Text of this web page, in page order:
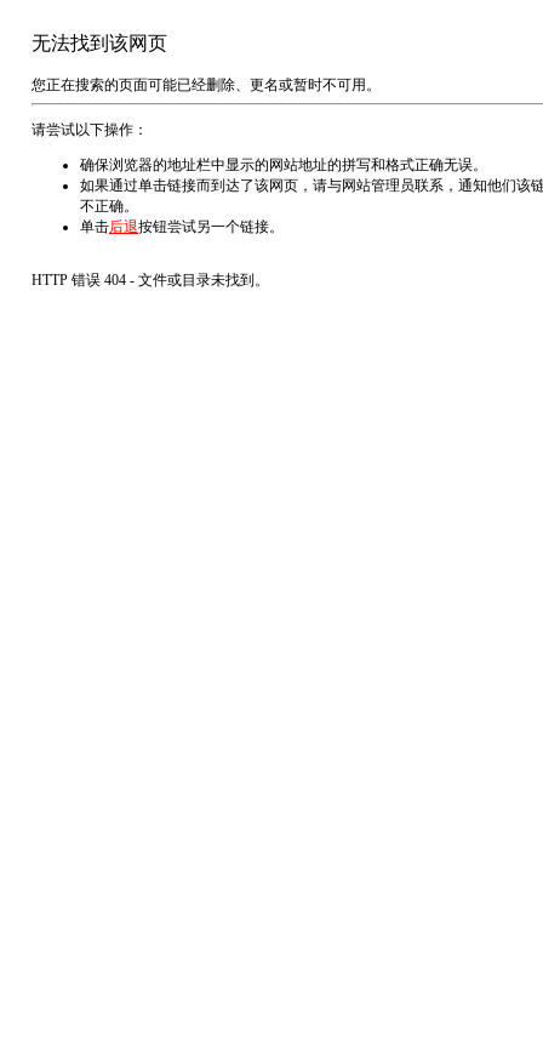
无法找到该网页
您正在搜索的页面可能已经删除、更名或暂时不可用。
请尝试以下操作：
确保浏览器的地址栏中显示的网站地址的拼写和格式正确无误。
如果通过单击链接而到达了该网页，请与网站管理员联系，通知他们该
不正确。
单击后退按钮尝试另一个链接。
HTTP 错误 404 - 文件或目录未找到。